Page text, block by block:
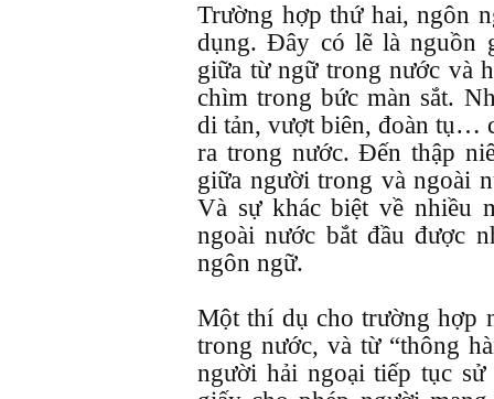
Trường hợp thứ hai, ngôn
dụng. Đây có lẽ là nguồn
giữa từ ngữ trong nước và
chìm trong bức màn sắt.
di tản, vượt biên, đoàn tụ…
ra trong nước. Đến thập
giữa người trong và ngoài
Và sự khác biệt về nhiều
ngoài nước bắt đầu được
ngôn ngữ.
Một thí dụ cho trường hợp
trong nước, và từ “thông
người hải ngoại tiếp tục